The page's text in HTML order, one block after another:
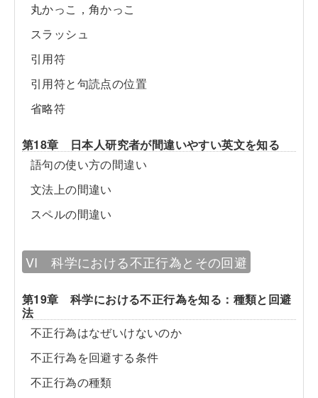
丸かっこ，角かっこ
スラッシュ
引用符
引用符と句読点の位置
省略符
第18章 日本人研究者が間違いやすい英文を知る
語句の使い方の間違い
文法上の間違い
スペルの間違い
VI 科学における不正行為とその回避
第19章 科学における不正行為を知る：種類と回避
法
不正行為はなぜいけないのか
不正行為を回避する条件
不正行為の種類